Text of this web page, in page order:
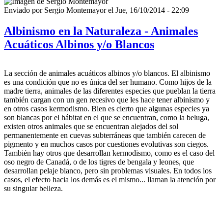
Enviado por Sergio Montemayorel Jue, 16/10/2014 - 22:09
Albinismo en la Naturaleza - Animales
Acuáticos Albinos y/o Blancos
La sección de animales acuáticos albinos y/o blancos. El albinismo
es una condición que no es única del ser humano. Como hijos de la
madre tierra, animales de las diferentes especies que pueblan la tierra
también cargan con un gen recesivo que les hace tener albinismo y
en otros casos kermodismo. Bien es cierto que algunas especies ya
son blancas por el hábitat en el que se encuentran, como la beluga,
existen otros animales que se encuentran alejados del sol
permanentemente en cuevas subterráneas que también carecen de
pigmento y en muchos casos por cuestiones evolutivas son ciegos.
También hay otros que desarrollan kermodismo, como es el caso del
oso negro de Canadá, o de los tigres de bengala y leones, que
desarrollan pelaje blanco, pero sin problemas visuales. En todos los
casos, el efecto hacia los demás es el mismo... llaman la atención por
su singular belleza.